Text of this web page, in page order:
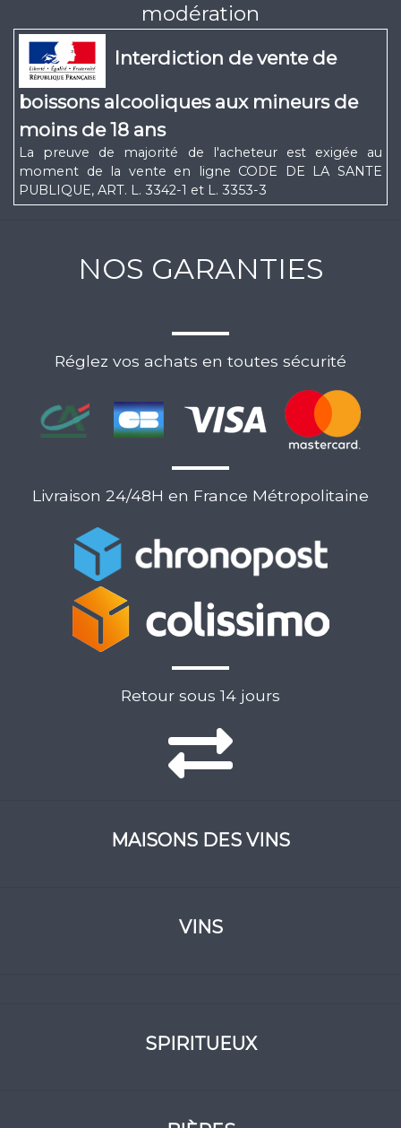
modération
Interdiction de vente de
boissons alcooliques aux mineurs de
moins de 18 ans
La preuve de majorité de l'acheteur est exigée au
moment de la vente en ligne CODE DE LA SANTE
PUBLIQUE, ART. L. 3342-1 et L. 3353-3
NOS GARANTIES
Réglez vos achats en toutes sécurité
Livraison 24/48H en France Métropolitaine
Retour sous 14 jours
MAISONS DES VINS
VINS
SPIRITUEUX